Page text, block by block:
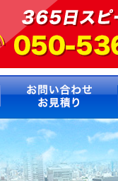
会社概要